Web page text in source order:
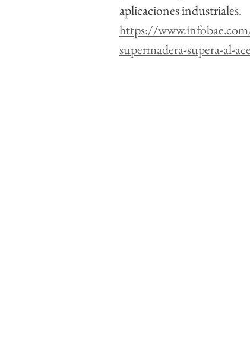
aplicaciones industriales.
https://
supermadera-supera-al-